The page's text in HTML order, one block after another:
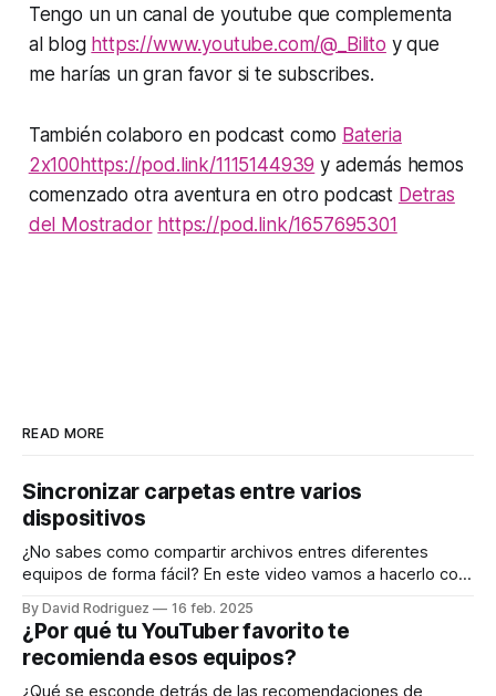
Tengo un un canal de youtube que complementa
al blog https://www.youtube.com/@_Bilito y que
me harías un gran favor si te subscribes.
También colaboro en podcast como Bateria
2x100 https://pod.link/1115144939 y además hemos
comenzado otra aventura en otro podcast Detras
del Mostrador https://pod.link/1657695301
READ MORE
Sincronizar carpetas entre varios
dispositivos
¿No sabes como compartir archivos entres diferentes
equipos de forma fácil? En este video vamos a hacerlo con
nas, aunque el funcionamiento es muy similar en cualquier
plataforma, excepto en iOS que no existe syncthing, es
decir, funciona en Nas, por docker,
By David Rodriguez 16 feb. 2025
¿Por qué tu YouTuber favorito te
recomienda esos equipos?
¿Qué se esconde detrás de las recomendaciones de